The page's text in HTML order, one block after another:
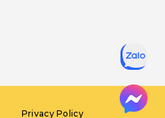
Privacy Policy